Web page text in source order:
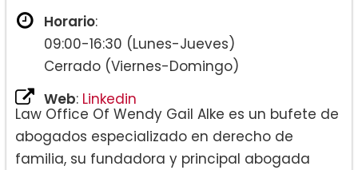
Horario:
09:00-16:30 (Lunes-Jueves)
Cerrado (Viernes-Domingo)
Web: Linkedin
Law Office Of Wendy Gail Alke es un bufete de
abogados especializado en derecho de
familia, su fundadora y principal abogada